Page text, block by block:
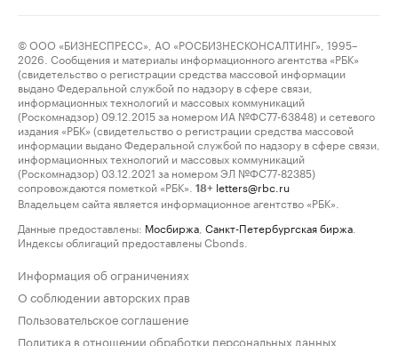
© ООО «БИЗНЕСПРЕСС», АО «РОСБИЗНЕСКОНСАЛТИНГ», 1995–
2026. Сообщения и материалы информационного агентства «РБК»
(свидетельство о регистрации средства массовой информации
выдано Федеральной службой по надзору в сфере связи,
информационных технологий и массовых коммуникаций
(Роскомнадзор) 09.12.2015 за номером ИА №ФС77-63848) и сетевого
издания «РБК» (свидетельство о регистрации средства массовой
информации выдано Федеральной службой по надзору в сфере связи,
информационных технологий и массовых коммуникаций
(Роскомнадзор) 03.12.2021 за номером ЭЛ №ФС77-82385)
сопровождаются пометкой «РБК».
18+ letters@rbc.ru
Владельцем сайта является информационное агентство «РБК».
Данные предоставлены: Мосбиржа Санкт-Петербургская биржа
Индексы облигаций предоставлены Cbonds.
Информация об ограничениях
О соблюдении авторских прав
Пользовательское соглашение
Политика в отношении обработки персональных данных